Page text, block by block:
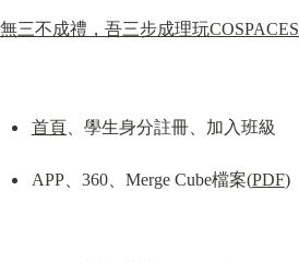
無三不成禮，吾三步成理玩COSPACES
首頁、學生身分註冊、加入班級
APP、360、Merge Cube檔案(PDF)